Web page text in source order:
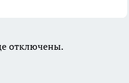
отключены.